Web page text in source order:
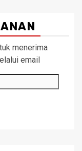
menerima
email